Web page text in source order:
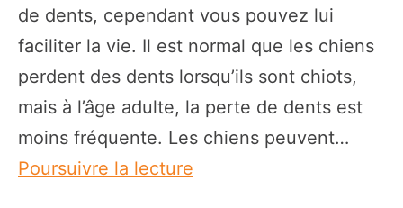
de dents, cependant vous pouvez lui
faciliter la vie. Il est normal que les chiens
perdent des dents lorsqu’ils sont chiots,
mais à l’âge adulte, la perte de dents est
moins fréquente. Les chiens peuvent…
Poursuivre la lecture